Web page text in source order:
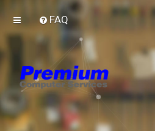
FAQ